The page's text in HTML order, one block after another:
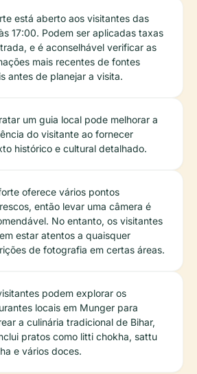
está aberto aos visitantes das
17:00. Podem ser aplicadas taxas
e é aconselhável verificar as
mais recentes de fontes
antes de planejar a visita.
um guia local pode melhorar a
do visitante ao fornecer
histórico e cultural detalhado.
oferece vários pontos
então levar uma câmera é
No entanto, os visitantes
estar atentos a quaisquer
de fotografia em certas áreas.
podem explorar os
locais em Munger para
a culinária tradicional de Bihar,
pratos como litti chokha, sattu
e vários doces.